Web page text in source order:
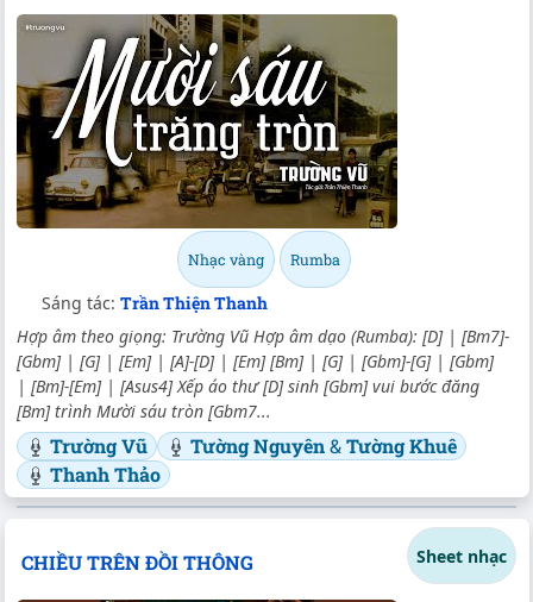
Nhạc vàng Rumba
Sáng tác: Trần Thiện Thanh
Hợp âm theo giọng: Trường Vũ Hợp âm dạo (Rumba): [D] | [Bm7]-
[Gbm] | [G] | [Em] | [A]-[D] | [Em] [Bm] | [G] | [Gbm]-[G] | [Gbm]
| [Bm]-[Em] | [Asus4] Xếp áo thư [D] sinh [Gbm] vui bước đăng
[Bm] trình Mười sáu tròn [Gbm7...
Trường Vũ Tường Nguyên&Tường Khuê
Thanh Thảo
CHIỀU TRÊN ĐỒI THÔNG Sheet nhạc